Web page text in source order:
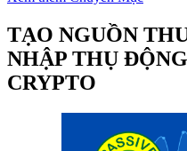
TẠO NGUỒN
NHẬP THỤ
CRYPTO